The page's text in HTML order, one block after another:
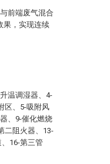
前端废气混合
果，实现连续
温调湿器、4-
区、5-吸附风
、9-催化燃烧
二阻火器、13-
16-第三管